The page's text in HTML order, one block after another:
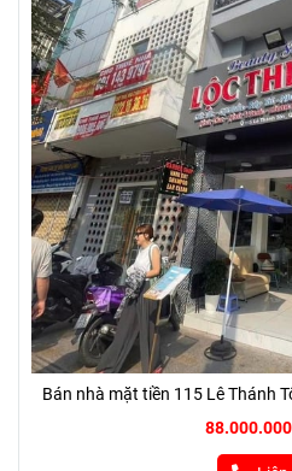
Bán nhà mặt tiền 115 Lê Thánh